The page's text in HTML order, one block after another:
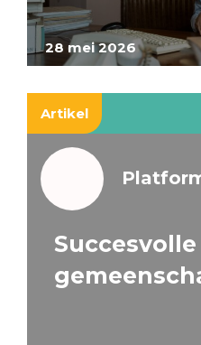
28 mei 2026
Artikel
Succesvolle